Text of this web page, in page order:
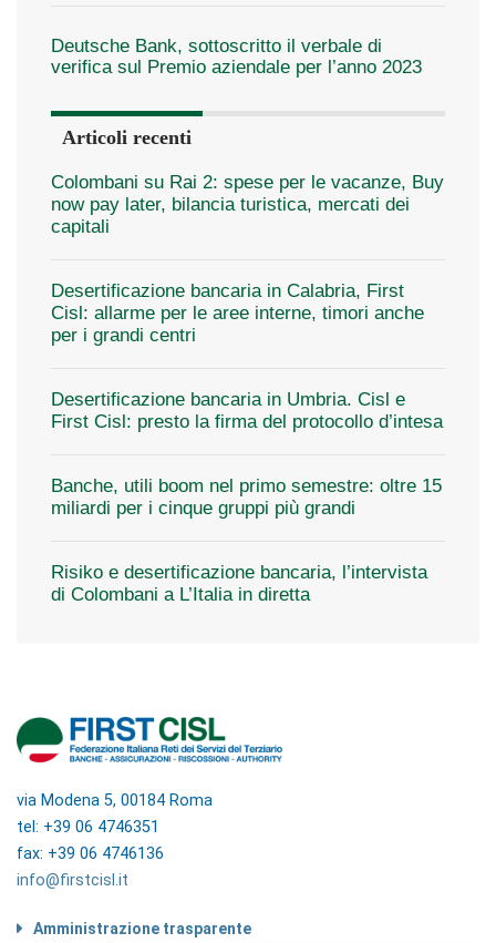
Deutsche Bank, sottoscritto il verbale di
verifica sul Premio aziendale per l’anno 2023
Articoli recenti
Colombani su Rai 2: spese per le vacanze, Buy
now pay later, bilancia turistica, mercati dei
capitali
Desertificazione bancaria in Calabria, First
Cisl: allarme per le aree interne, timori anche
per i grandi centri
Desertificazione bancaria in Umbria. Cisl e
First Cisl: presto la firma del protocollo d’intesa
Banche, utili boom nel primo semestre: oltre 15
miliardi per i cinque gruppi più grandi
Risiko e desertificazione bancaria, l’intervista
di Colombani a L’Italia in diretta
via Modena 5, 00184 Roma
tel: +39 06 4746351
fax: +39 06 4746136
info@firstcisl.it
Amministrazione trasparente